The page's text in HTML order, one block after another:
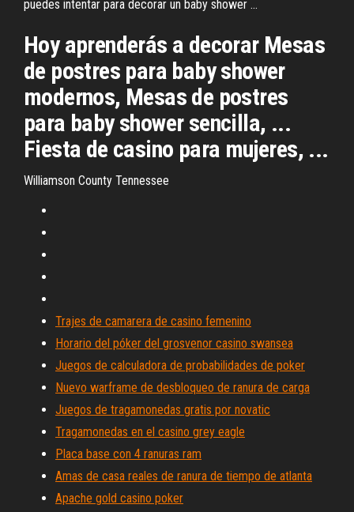
puedes intentar para decorar un baby shower ...
Hoy aprenderás a decorar Mesas
de postres para baby shower
modernos, Mesas de postres
para baby shower sencilla, ...
Fiesta de casino para mujeres, ...
Williamson County Tennessee
Trajes de camarera de casino femenino
Horario del póker del grosvenor casino swansea
Juegos de calculadora de probabilidades de poker
Nuevo warframe de desbloqueo de ranura de carga
Juegos de tragamonedas gratis por novatic
Tragamonedas en el casino grey eagle
Placa base con 4 ranuras ram
Amas de casa reales de ranura de tiempo de atlanta
Apache gold casino poker